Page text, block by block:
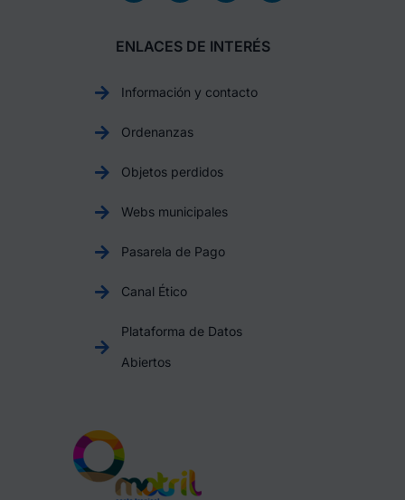
ENLACES DE INTERÉS
Información y contacto
Ordenanzas
Objetos perdidos
Webs municipales
Pasarela de Pago
Canal Ético
Plataforma de Datos
Abiertos